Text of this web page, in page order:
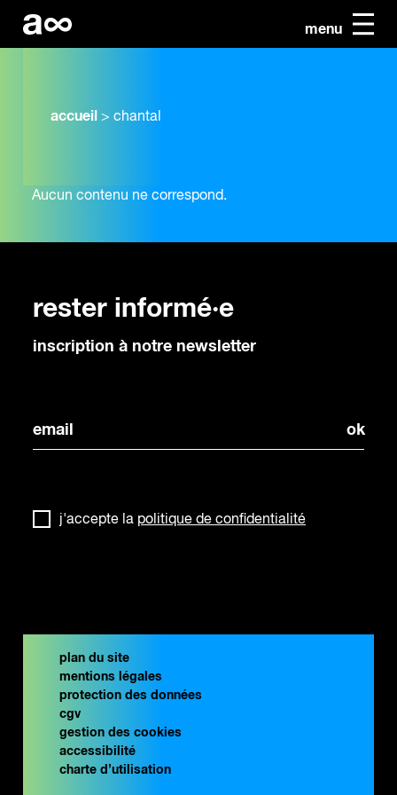
menu
accueil > chantal
Aucun contenu ne correspond.
rester informé·e
inscription à notre newsletter
j'accepte la politique de confidentialité
plan du site
mentions légales
protection des données
cgv
gestion des cookies
accessibilité
charte d’utilisation